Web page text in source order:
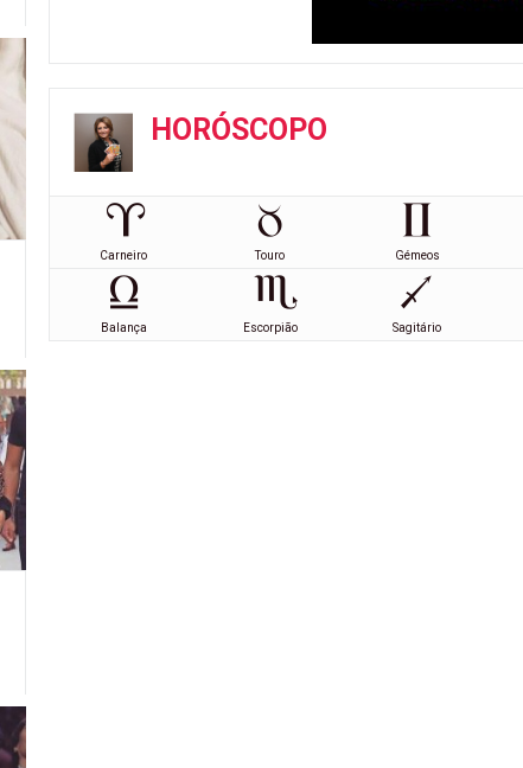
HORÓSCOPO
Carneiro Touro Gémeos
Balança Escorpião Sagitário